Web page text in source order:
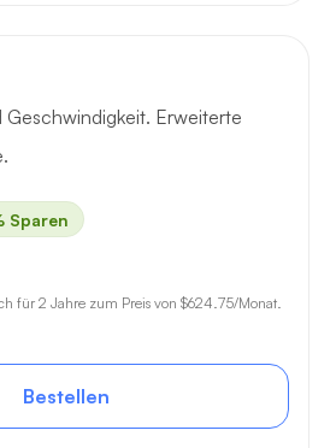
Erweiterte
Sparen
für 2 Jahre zum Preis von $624.75/Monat.
Bestellen